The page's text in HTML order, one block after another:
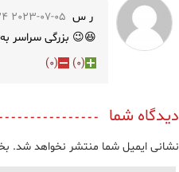
ر س 2023-07-05 21:11:24
😆😉 بزرگی سراسر
(
0
)
(
0
)
دیدگاه شما
نشانی ایمیل شما منتشر نخواهد شد.